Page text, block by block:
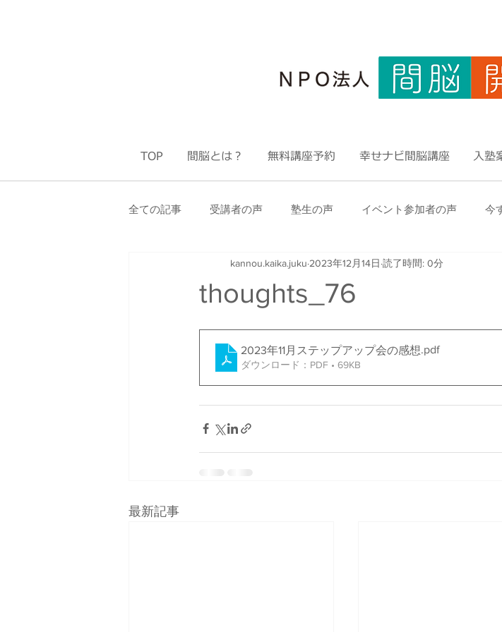
TOP 間脳とは？ 無料講座予約 幸せナビ間脳講座 入塾
全ての記事 受講者の声 塾生の声 イベント参加者の声 今
塾生限定 ステップアップ会
thoughts_76
kannou.kaika.juku 2023年12月14日 読了時間: 0分
2023年11月ステップアップ会の感想.pdf
ダウンロード：PDF • 69KB
最新記事